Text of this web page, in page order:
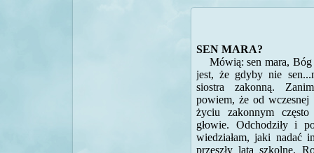
SEN MARA?
Mówią: sen mara,
jest, że gdyby nie
siostra zakonną.
powiem, że od wczesnej
życiu zakonnym
głowie. Odchodziły i
wiedziałam, jaki nadać
przeszły lata szkolne.